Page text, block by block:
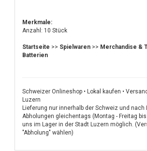
Merkmale:
Anzahl: 10 Stück
Startseite >> Spielwaren >> Merchandise &
Batterien
Schweizer Onlineshop • Lokal kaufen •
Luzern
Lieferung nur innerhalb der Schweiz und
Abholungen gleichentags (Montag - Freitag bis
uns im Lager in der Stadt Luzern möglich.
"Abholung" wählen)